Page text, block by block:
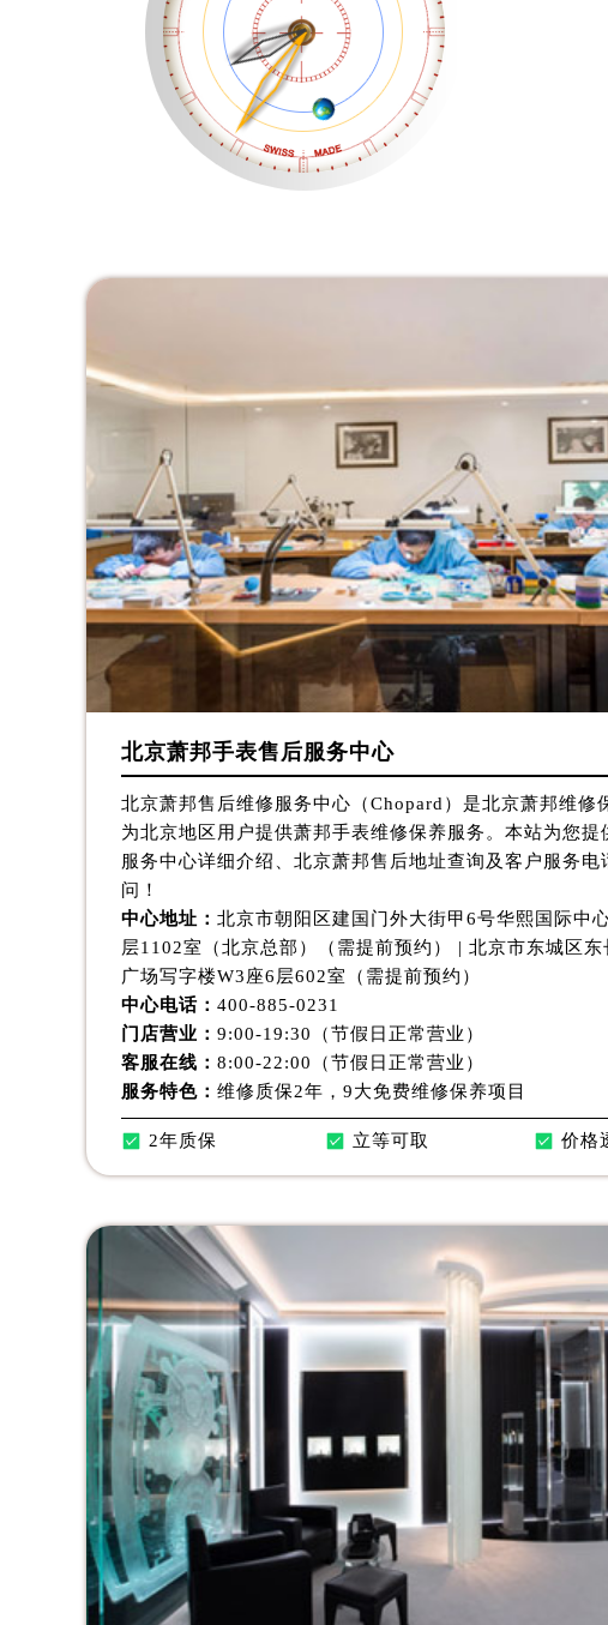
沈阳市沈河区中街路137号亨得利名表服务中
沈阳市沈河区中街路83号亨得利名表服务中
乌鲁木齐市天山区红山路26号时代广场（
温州市鹿城区锦绣路1067号置信广场10层
哈尔滨市道里区友谊西路600号富力中心T2座
无锡市梁溪区人民中路139号恒隆广场写字
南通市崇川区工农路57号圆融广场写字楼16
苏州市苏州工业园区星港街199号苏州中心
武汉市江汉区解放大道686号世界贸易大厦38
南宁市青秀区金湖路59号地王大厦12楼1224
合肥市蜀山区潜山路111号万象城华润大厦B
泉州市丰泽区宝洲路729号浦西万达中心写
青岛市南区山东路6号华润大厦B座22层04室
烟台市芝罘区胜利路139号万达金融中心A座
长春市朝阳区西安大路727号中银大厦A座(旺
贵阳市南明区都司高架桥路33号亨特国际金
昆明市盘龙区北京路928号同德昆明广场写
石家庄市长安区中山东路39号勒泰中心写字
西安市碑林区南关正街88号华侨城长安国际
海口市龙华区金贸东路5号海口华润大厦B座
唐山市路南区新华东道100号万达广场写字楼
台州市椒江区东海大道1800号腾达中心东1幢
内蒙古自治区呼和浩特市玉泉区大学西街70
甘肃省兰州市七里河区西津西路16号兰州中
重庆市解放碑渝中区民权路28号英利国际金
黑龙江省大庆市萨尔图区会战大街萧邦售后服
黑龙江省鹤岗市向阳区红军路萧邦售后服务中
黑龙江省黑河市爱辉区中央街萧邦售后服务中
黑龙江省鸡西市鸡冠区红军路萧邦售后服务中
黑龙江省佳木斯市向阳区长安路萧邦售后服
黑龙江省牡丹江市东安区太平路萧邦售后服
黑龙江省七台河市桃山区大同街萧邦售后服
黑龙江省双鸭山市尖山区新兴大街萧邦售后服
黑龙江省绥化市北林区新华街与康庄路交叉
黑龙江省伊春市伊美区通河路萧邦售后服务
吉林省白城市洮北区明仁南街萧邦售后服务
吉林省白山市浑江区浑江大街萧邦售后服务中
吉林省吉林市船营区河南街萧邦售后服务中心
吉林省辽源市龙山区人民大街萧邦售后服务中
吉林省梅河口市新华街道梅河大街萧邦售后
吉林省四平市铁东区紫气大路与南九经街交
吉林省松原市宁江区五环大街萧邦售后服务
吉林省通化市东昌区环通乡江南大街萧邦售
吉林省延边市延吉市解放路萧邦售后服务中心
北京萧邦手表售后服务中心
北京萧邦售后维修服务中心（Chopard）是北京萧邦维修
为北京地区用户提供萧邦手表维修保养服务。本站为您提
服务中心详细介绍、北京萧邦售后地址查询及客户服务电
问！
中心地址： 北京市朝阳区建国门外大街甲6号华熙国际中
层1102室（北京总部）（需提前预约） | 北京市东城区
广场写字楼W3座6层602室（需提前预约）
中心电话： 400-885-0231
门店营业： 9:00-19:30（节假日正常营业）
客服在线： 8:00-22:00（节假日正常营业）
服务特色： 维修质保2年，9大免费维修保养项目
2年质保 立等可取 价格